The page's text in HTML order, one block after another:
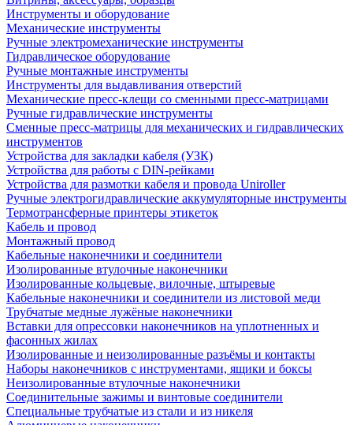
Инструменты и оборудование
Механические инструменты
Ручные электромеханические инструменты
Гидравлическое оборудование
Ручные монтажные инструменты
Инструменты для выдавливания отверстий
Механические пресс-клещи со сменными пресс-матрицами
Ручные гидравлические инструменты
Сменные пресс-матрицы для механических и гидравлических
инструментов
Устройства для закладки кабеля (УЗК)
Устройства для работы с DIN-рейками
Устройства для размотки кабеля и провода Uniroller
Ручные электрогидравлические аккумуляторные инструменты
Термотрансферные принтеры этикеток
Кабель и провод
Монтажный провод
Кабельные наконечники и соединители
Изолированные втулочные наконечники
Изолированные кольцевые, вилочные, штыревые
Кабельные наконечники и соединители из листовой меди
Трубчатые медные лужёные наконечники
Вставки для опрессовки наконечников на уплотненных и
фасонных жилах
Изолированные и неизолированные разъёмы и контакты
Наборы наконечников с инструментами, ящики и боксы
Неизолированные втулочные наконечники
Соединительные зажимы и винтовые соединители
Специальные трубчатые из стали и из никеля